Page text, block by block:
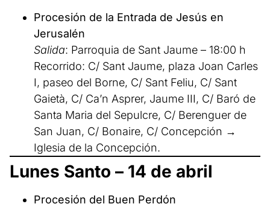
Procesión de la Entrada de Jesús en
Jerusalén
Salida: Parroquia de Sant Jaume – 18:00 h
Recorrido: C/ Sant Jaume, plaza Joan Carles
I, paseo del Borne, C/ Sant Feliu, C/ Sant
Gaietà, C/ Ca’n Asprer, Jaume III, C/ Baró de
Santa Maria del Sepulcre, C/ Berenguer de
San Juan, C/ Bonaire, C/ Concepción →
Iglesia de la Concepción.
Lunes Santo – 14 de abril
Procesión del Buen Perdón